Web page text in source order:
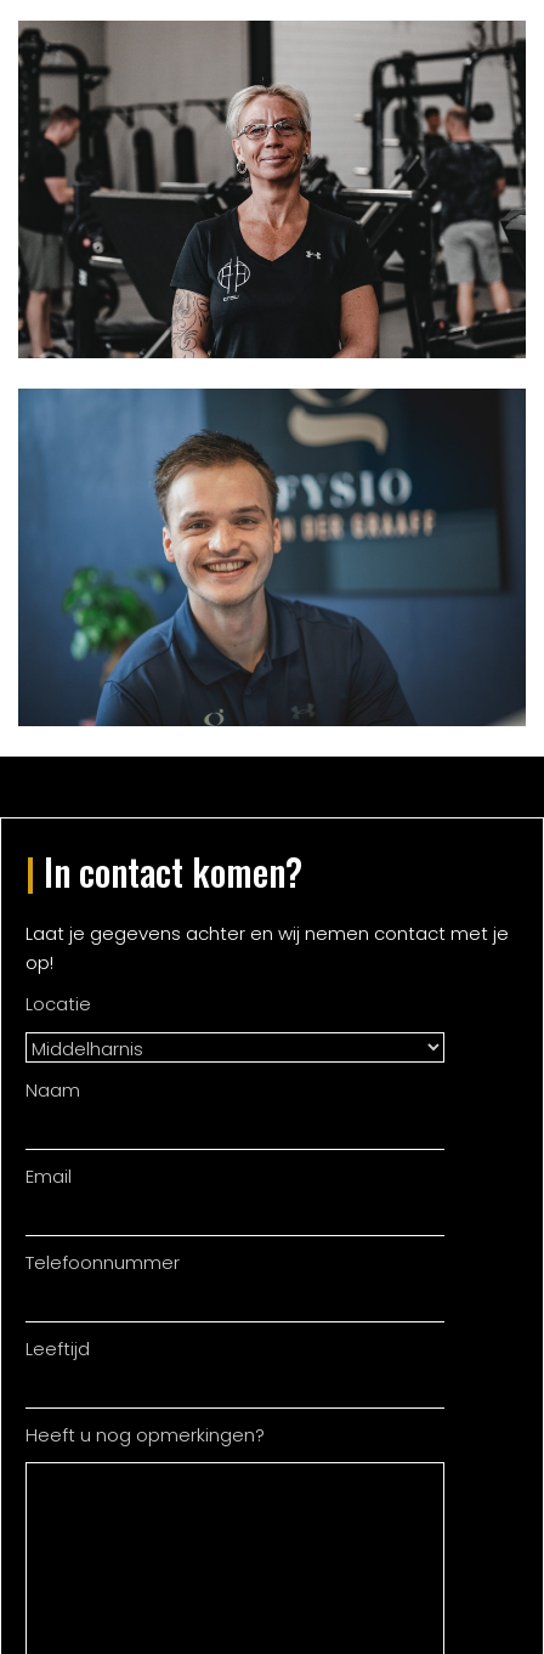
| In contact komen?
Laat je gegevens achter en wij nemen contact met je
op!
Locatie
Naam
Email
Telefoonnummer
Leeftijd
Heeft u nog opmerkingen?